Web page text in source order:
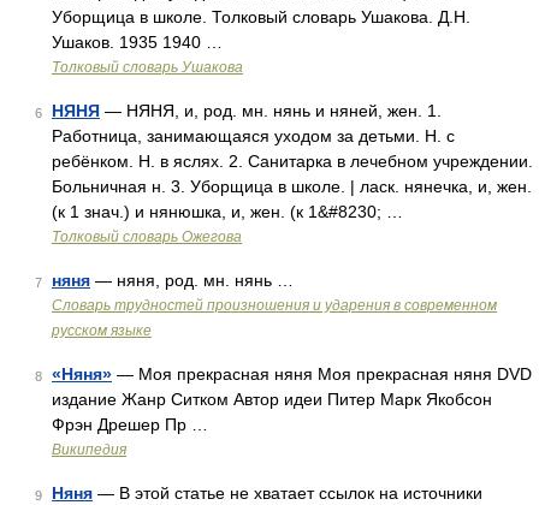
Уборщица в школе. Толковый словарь Ушакова. Д.Н.
Ушаков. 1935 1940 …
Толковый словарь Ушакова
6 НЯНЯ — НЯНЯ, и, род. мн. нянь и няней, жен. 1.
Работница, занимающаяся уходом за детьми. Н. с
ребёнком. Н. в яслях. 2. Санитарка в лечебном учреждении.
Больничная н. 3. Уборщица в школе. | ласк. нянечка, и, жен.
(к 1 знач.) и нянюшка, и, жен. (к 1&#8230; …
Толковый словарь Ожегова
7 няня — няня, род. мн. нянь …
Словарь трудностей произношения и ударения в современном
русском языке
8 «Няня» — Моя прекрасная няня Моя прекрасная няня DVD
издание Жанр Ситком Автор идеи Питер Марк Якобсон
Фрэн Дрешер Пр …
Википедия
9 Няня — В этой статье не хватает ссылок на источники